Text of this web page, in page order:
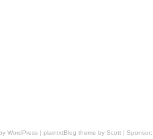
WordPress | plaintxtBlog theme by Scott |